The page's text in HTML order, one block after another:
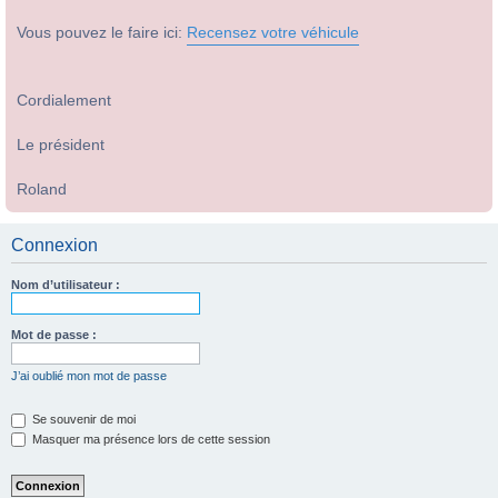
Vous pouvez le faire ici: Recensez votre véhicule
Cordialement
Le président
Roland
Connexion
Nom d’utilisateur :
Mot de passe :
J’ai oublié mon mot de passe
Se souvenir de moi
Masquer ma présence lors de cette session